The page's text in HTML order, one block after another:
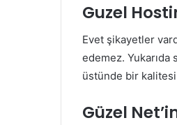
Guzel
Evet şikayetler
edemez. Yukarıda
üstünde bir kalitesi
Güzel